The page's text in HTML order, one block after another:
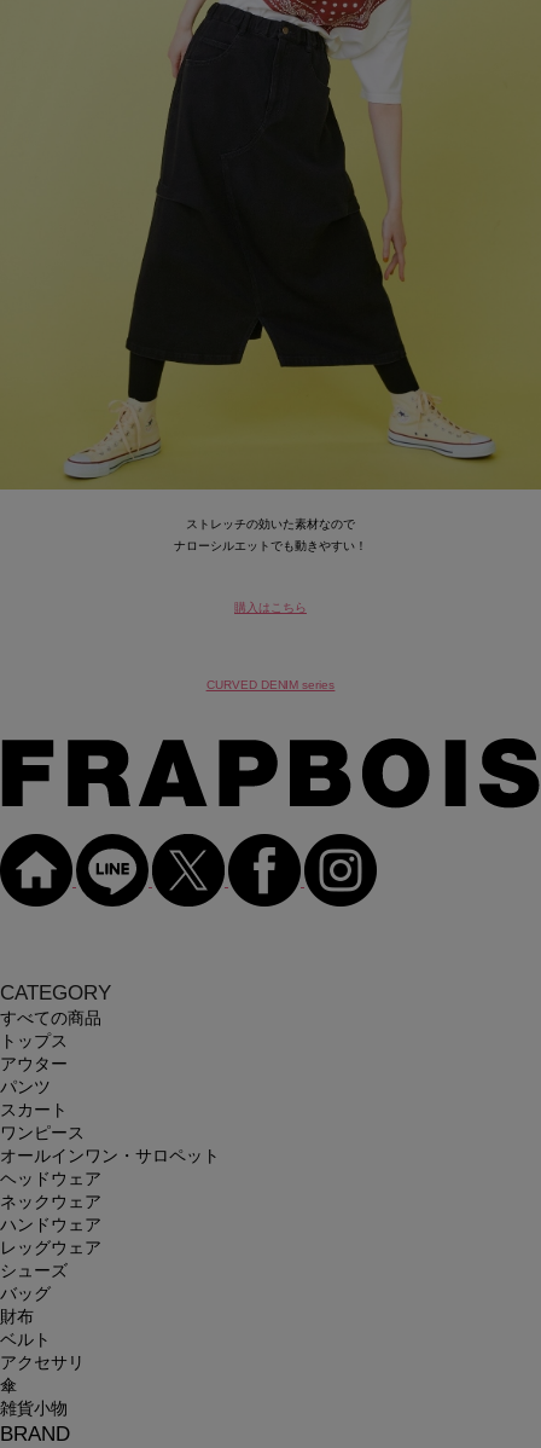
ストレッチの効いた素材なので
ナローシルエットでも動きやすい！
購入はこちら
CURVED DENIM series
CATEGORY
すべての商品
トップス
アウター
パンツ
スカート
ワンピース
オールインワン・サロペット
ヘッドウェア
ネックウェア
ハンドウェア
レッグウェア
シューズ
バッグ
財布
ベルト
アクセサリ
傘
雑貨小物
BRAND